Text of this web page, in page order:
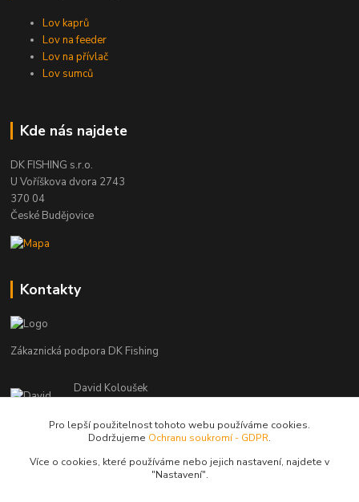
Lov kaprů
Lov na feeder
Lov na přívlač
Lov sumců
Kde nás najdete
DK FISHING s.r.o.
U Voříškova dvora 2743
370 04
České Budějovice
Kontakty
Zákaznická podpora DK Fishing
David Koloušek
(Po-Pá, 7-18 hod.)
Pro lepší použitelnost tohoto webu používáme cookies.
Dodržujeme Ochranu soukromí - GDPR.
Více o cookies, které používáme nebo jejich nastavení, najdete v
"Nastavení".